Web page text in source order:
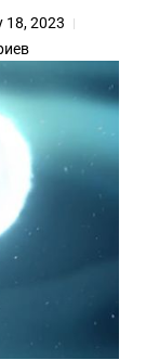
18, 2023